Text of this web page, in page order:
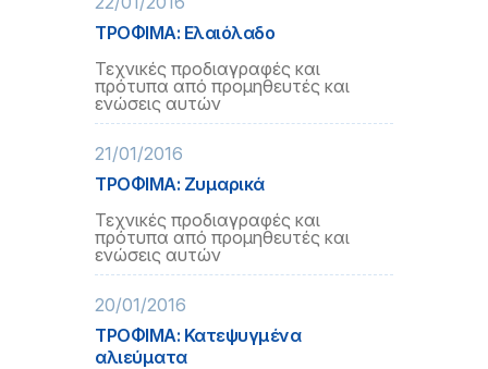
ΤΡΟΦΙΜΑ: Ελαιόλαδο
Τεχνικές προδιαγραφές και
πρότυπα από προμηθευτές και
ενώσεις αυτών
21/01/2016
ΤΡΟΦΙΜΑ: Ζυμαρικά
Τεχνικές προδιαγραφές και
πρότυπα από προμηθευτές και
ενώσεις αυτών
20/01/2016
ΤΡΟΦΙΜΑ: Κατεψυγμένα
αλιεύματα